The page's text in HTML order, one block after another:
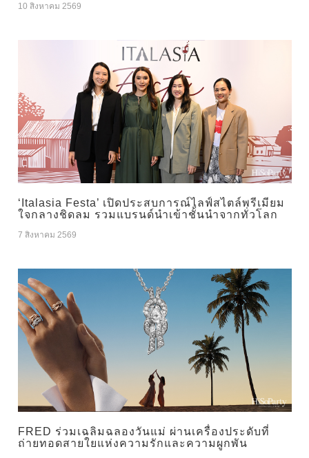
10 สิงหาคม 2569
‘Italasia Festa’ เปิดประสบการณ์ไลฟ์สไตล์พรีเมียม
ใจกลางชิดลม รวมแบรนด์นำเข้าชั้นนำจากทั่วโลก
7 สิงหาคม 2569
FRED ร่วมเฉลิมฉลองวันแม่ ผ่านเครื่องประดับที่
ถ่ายทอดสายใยแห่งความรักและความผูกพัน